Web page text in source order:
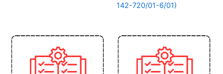
142-720/01-6/01)